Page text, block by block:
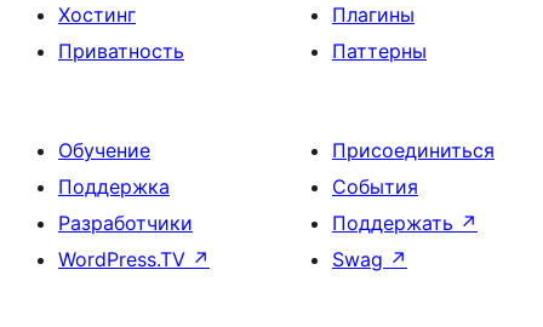
Хостинг
Приватность
Плагины
Паттерны
Обучение
Поддержка
Разработчики
WordPress.TV ↗
Присоединиться
События
Поддержать ↗
Swag ↗